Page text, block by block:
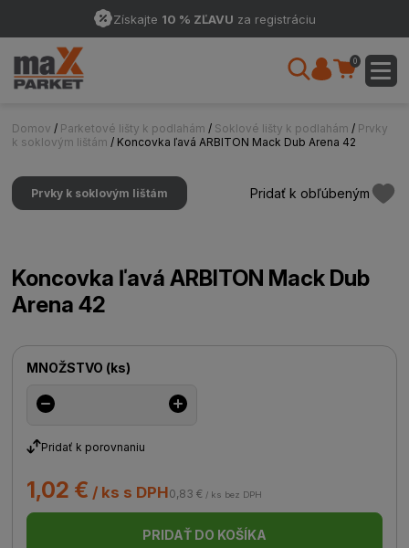
Získajte 10 % ZĽAVU za registráciu
0
Domov / Parketové lišty k podlahám / Soklové lišty k podlahám / Prvky
k soklovým lištám / Koncovka ľavá ARBITON Mack Dub Arena 42
Prvky k soklovým lištám Pridať k obľúbeným
Koncovka ľavá ARBITON Mack Dub
Arena 42
MNOŽSTVO (ks)
Pridať k porovnaniu
1,02 € / ks s DPH0,83 € / ks bez DPH
PRIDAŤ DO KOŠÍKA